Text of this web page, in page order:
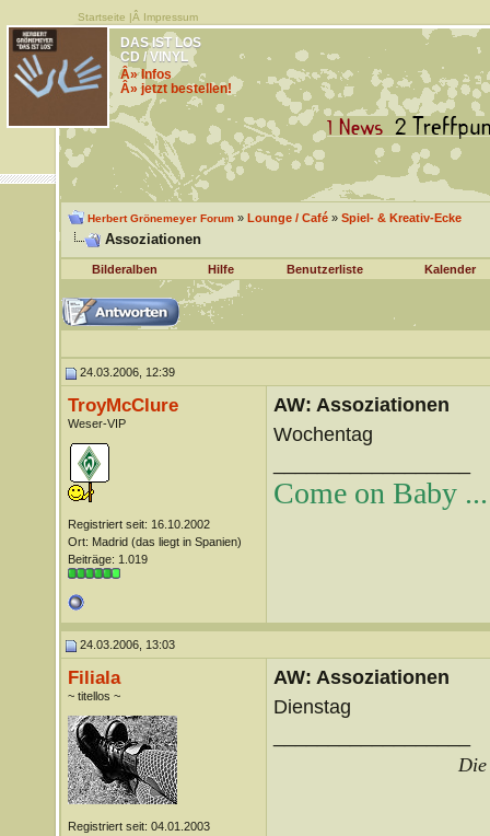
Startseite |Â Impressum
DAS IST LOS
CD / VINYL
Â» Infos
Â» jetzt bestellen!
Herbert Grönemeyer Forum» Lounge / Café» Spiel- & Kreativ-Ecke
Assoziationen
Bilderalben Hilfe Benutzerliste Kalender
24.03.2006, 12:39
TroyMcClure
Weser-VIP
Registriert seit: 16.10.2002
Ort: Madrid (das liegt in Spanien)
Beiträge: 1.019
AW: Assoziationen
Wochentag
Come on Baby
24.03.2006, 13:03
Filiala
~ titellos ~
Registriert seit: 04.01.2003
AW: Assoziationen
Dienstag
Die